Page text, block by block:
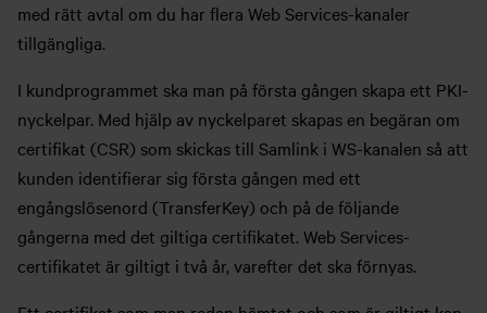
med rätt avtal om du har flera Web Services-kanaler
tillgängliga.
I kundprogrammet ska man på första gången skapa ett PKI-
nyckelpar. Med hjälp av nyckelparet skapas en begäran om
certifikat (CSR) som skickas till Samlink i WS-kanalen så att
kunden identifierar sig första gången med ett
engångslösenord (TransferKey) och på de följande
gångerna med det giltiga certifikatet. Web Services-
certifikatet är giltigt i två år, varefter det ska förnyas.